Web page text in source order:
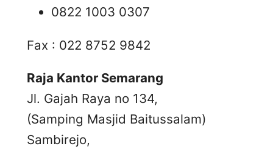
0822 1003 0307
Fax : 022 8752 9842
Raja Kantor Semarang
Jl. Gajah Raya no 134,
(Samping Masjid Baitussalam)
Sambirejo,